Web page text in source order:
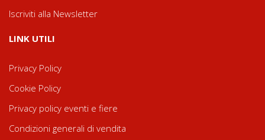
Iscriviti alla Newsletter
LINK UTILI
Privacy Policy
Cookie Policy
Privacy policy eventi e fiere
Condizioni generali di vendita